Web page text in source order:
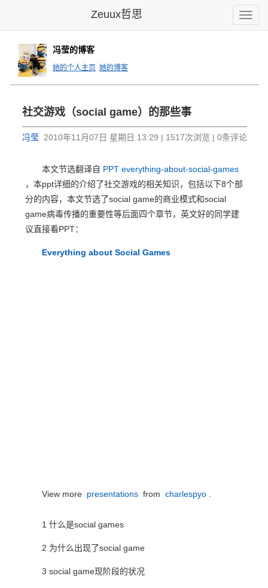
Toggle
Zeuux哲思
冯莹的博客
她的个人主页 她的博客
社交游戏（social game）的那些事
冯莹 2010年11月07日 星期日 13:29 | 1517次浏览 | 0条评论
本文节选翻译自 PPT everything-about-social-games
，本ppt详细的介绍了社交游戏的相关知识，包括以下8个部
分的内容，本文节选了social game的商业模式和social
game病毒传播的重要性等后面四个章节，英文好的同学建
议直接看PPT：
Everything about Social Games
View more presentations from charlespyo
1 什么是social games
2 为什么出现了social game
3 social game现阶段的状况